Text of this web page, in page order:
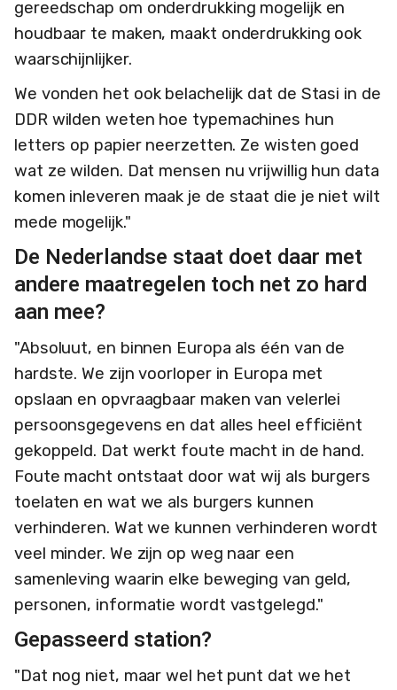
gereedschap om onderdrukking mogelijk en
houdbaar te maken, maakt onderdrukking ook
waarschijnlijker.
We vonden het ook belachelijk dat de Stasi in de
DDR wilden weten hoe typemachines hun
letters op papier neerzetten. Ze wisten goed
wat ze wilden. Dat mensen nu vrijwillig hun data
komen inleveren maak je de staat die je niet wilt
mede mogelijk."
De Nederlandse staat doet daar met
andere maatregelen toch net zo hard
aan mee?
"Absoluut, en binnen Europa als één van de
hardste. We zijn voorloper in Europa met
opslaan en opvraagbaar maken van velerlei
persoonsgegevens en dat alles heel efficiënt
gekoppeld. Dat werkt foute macht in de hand.
Foute macht ontstaat door wat wij als burgers
toelaten en wat we als burgers kunnen
verhinderen. Wat we kunnen verhinderen wordt
veel minder. We zijn op weg naar een
samenleving waarin elke beweging van geld,
personen, informatie wordt vastgelegd."
Gepasseerd station?
"Dat nog niet, maar wel het punt dat we het